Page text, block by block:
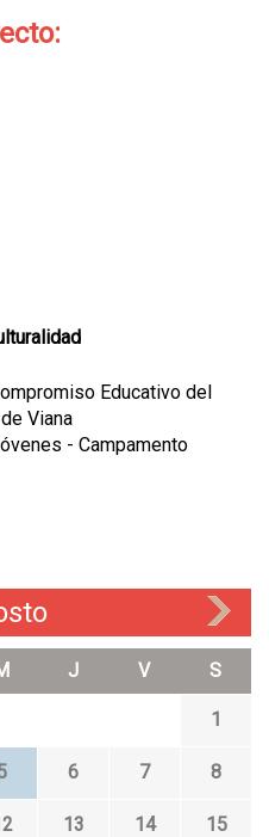
Educativo del
Viana
- Campamento
J V S
1
6 7 8
13 14 15